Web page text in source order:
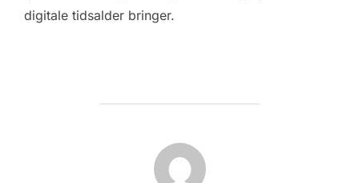
digitale tidsalder bringer.
FORFATTER